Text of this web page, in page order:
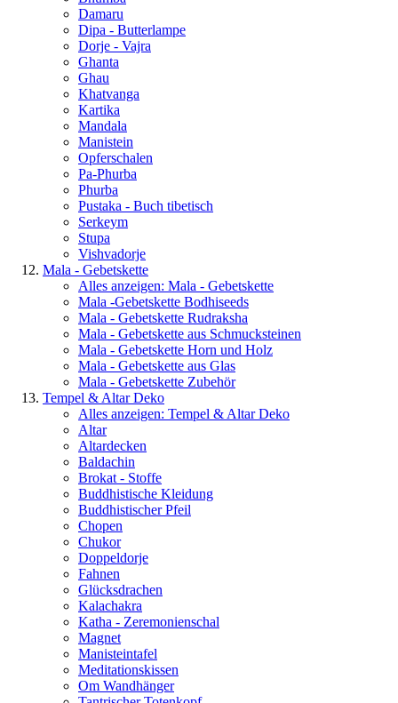
Damaru
Dipa - Butterlampe
Dorje - Vajra
Ghanta
Ghau
Khatvanga
Kartika
Mandala
Manistein
Opferschalen
Pa-Phurba
Phurba
Pustaka - Buch tibetisch
Serkeym
Stupa
Vishvadorje
Mala - Gebetskette
Alles anzeigen: Mala - Gebetskette
Mala -Gebetskette Bodhiseeds
Mala - Gebetskette Rudraksha
Mala - Gebetskette aus Schmucksteinen
Mala - Gebetskette Horn und Holz
Mala - Gebetskette aus Glas
Mala - Gebetskette Zubehör
Tempel & Altar Deko
Alles anzeigen: Tempel & Altar Deko
Altar
Altardecken
Baldachin
Brokat - Stoffe
Buddhistische Kleidung
Buddhistischer Pfeil
Chopen
Chukor
Doppeldorje
Fahnen
Glücksdrachen
Kalachakra
Katha - Zeremonienschal
Magnet
Manisteintafel
Meditationskissen
Om Wandhänger